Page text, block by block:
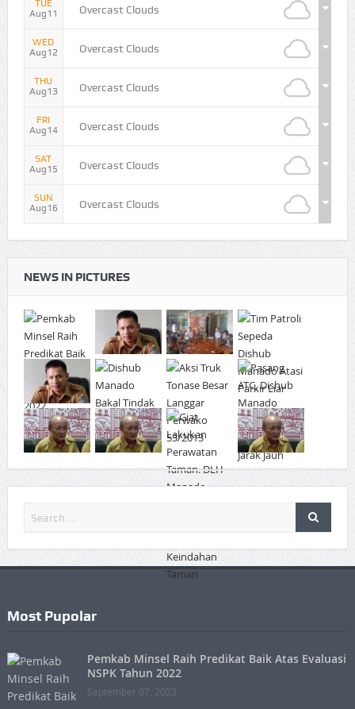
TUE
Aug11
Overcast Clouds
WED
Aug12
Overcast Clouds
THU
Aug13
Overcast Clouds
FRI
Aug14
Overcast Clouds
SAT
Aug15
Overcast Clouds
SUN
Aug16
Overcast Clouds
NEWS IN PICTURES
Most Pupolar
Pemkab Minsel Raih Predikat Baik Atas Evaluasi
NSPK Tahun 2022
September 07, 2023